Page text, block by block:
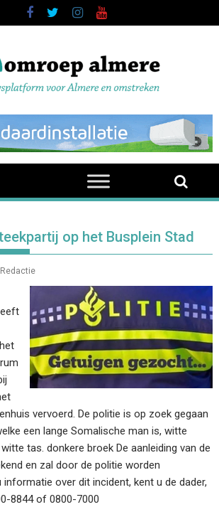
op het Busplein Stad
Redactie
vervoerd. De politie is op zoek gegaan
een lange Somalische man is, witte
tas. donkere broek De aanleiding van de
en zal door de politie worden
over dit incident, kent u de dader,
8844 of 0800-7000